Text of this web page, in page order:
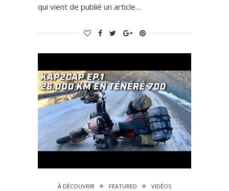
qui vient de publié un article…
À DÉCOUVRIR FEATURED VIDÉOS